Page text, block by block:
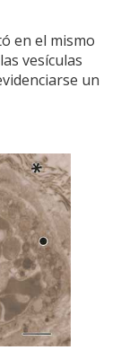
en el mismo
vesículas
un